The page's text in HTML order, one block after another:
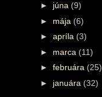
► júna (9)
► mája (6)
► apríla (3)
► marca (11)
► februára (25)
► januára (32)